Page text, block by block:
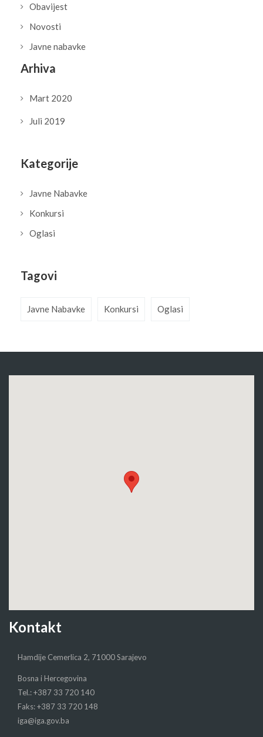
Obavijest
Novosti
Javne nabavke
Arhiva
Mart 2020
Juli 2019
Kategorije
Javne Nabavke
Konkursi
Oglasi
Tagovi
Javne Nabavke Konkursi Oglasi
Kontakt
Hamdije Cemerlica 2, 71000 Sarajevo
Bosna i Hercegovina
Tel.: +387 33 720 140
Faks: +387 33 720 148
iga@iga.gov.ba